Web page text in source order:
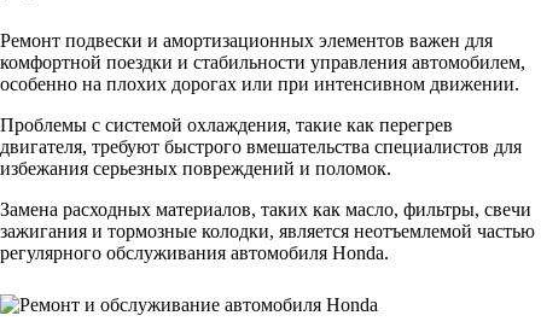
Ремонт подвески и амортизационных элементов важен для
комфортной поездки и стабильности управления автомобилем,
особенно на плохих дорогах или при интенсивном движении.
Проблемы с системой охлаждения, такие как перегрев
двигателя, требуют быстрого вмешательства специалистов для
избежания серьезных повреждений и поломок.
Замена расходных материалов, таких как масло, фильтры, свечи
зажигания и тормозные колодки, является неотъемлемой частью
регулярного обслуживания автомобиля Honda.